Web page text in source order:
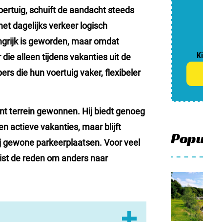
Over
Veel
schuift de aandacht steeds
dagelijks verkeer logisch
is geworden, maar omdat
alleen tijdens vakanties uit de
die hun voertuig vaker, flexibeler
terrein gewonnen. Hij biedt genoeg
actieve vakanties, maar blijft
parkeerplaatsen. Voor veel
de reden om anders naar